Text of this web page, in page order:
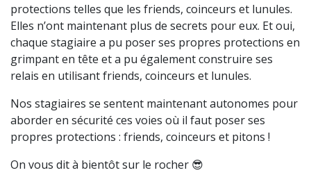
protections telles que les friends, coinceurs et lunules.
Elles n’ont maintenant plus de secrets pour eux. Et oui,
chaque stagiaire a pu poser ses propres protections en
grimpant en tête et a pu également construire ses
relais en utilisant friends, coinceurs et lunules.
Nos stagiaires se sentent maintenant autonomes pour
aborder en sécurité ces voies où il faut poser ses
propres protections : friends, coinceurs et pitons !
On vous dit à bientôt sur le rocher 😎